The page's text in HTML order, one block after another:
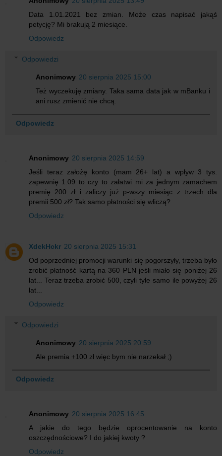
Data 1.01.2021 bez zmian. Może czas napisać jakąś
petycję? Mi brakują 2 miesiące.
Odpowiedz
Odpowiedzi
Anonimowy 20 sierpnia 2025 15:00
Też wyczekuję zmiany. Taka sama data jak w mBanku i
ani rusz zmienić nie chcą.
Odpowiedz
Anonimowy 20 sierpnia 2025 14:59
Jeśli teraz założę konto (mam 26+ lat) a wpływ 3 tys.
zapewnię 1.09 to czy to załatwi mi za jednym zamachem
premię 200 zł i zaliczy już p-wszy miesiąc z trzech dla
premii 500 zł? Tak samo płatności się wliczą?
Odpowiedz
XdekHckr 20 sierpnia 2025 15:31
Od poprzedniej promocji warunki się pogorszyły, trzeba było
zrobić płatność kartą na 360 PLN jeśli miało się poniżej 26
lat... Teraz trzeba zrobić 500, czyli tyle samo ile powyżej 26
lat...
Odpowiedz
Odpowiedzi
Anonimowy 20 sierpnia 2025 20:59
Ale premia +100 zł więc bym nie narzekał ;)
Odpowiedz
Anonimowy 20 sierpnia 2025 16:45
A jakie do tego będzie oprocentowanie na konto
oszczędnościowe? I do jakiej kwoty ?
Odpowiedz